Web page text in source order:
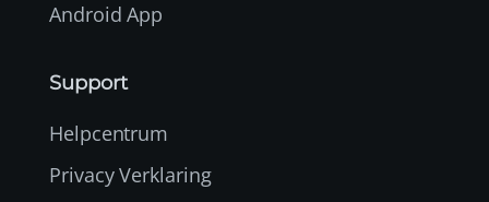
Android App
Support
Helpcentrum
Privacy Verklaring